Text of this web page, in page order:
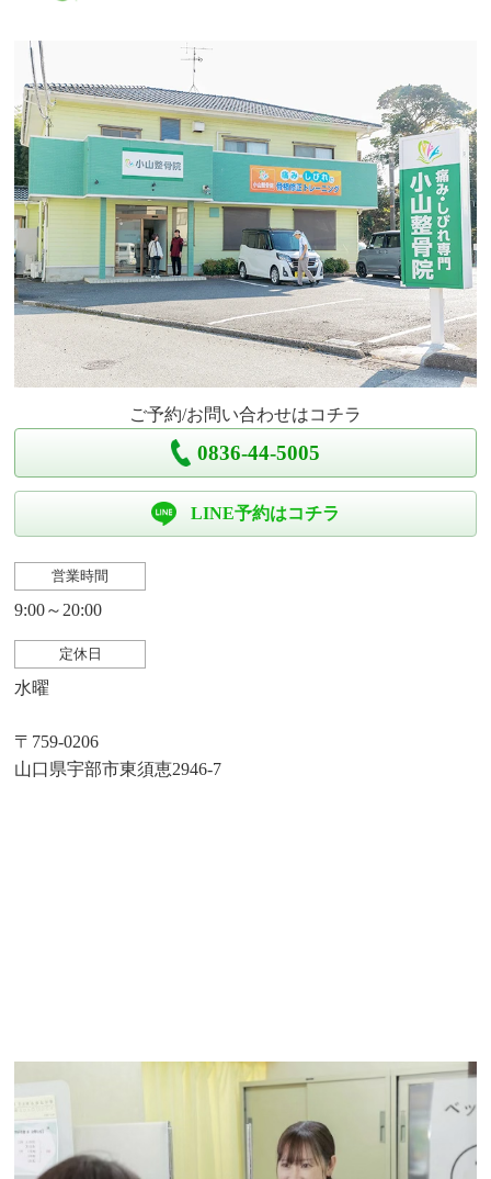
ご予約/お問い合わせはコチラ
0836-44-5005
LINE予約はコチラ
営業時間
9:00～20:00
定休日
水曜
〒759-0206
山口県宇部市東須恵2946-7